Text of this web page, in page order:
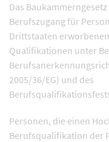
Das Baukammerngesetz
Berufszugang für
Drittstaaten
Qualifikationen unter
2005/36/EG) und des
Personen, die einen
Berufsqualifikation der